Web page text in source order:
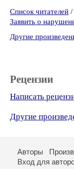
Список читателей /
Заявить о
Другие
Рецензии
Написать
Другие
Авторы
Вход для